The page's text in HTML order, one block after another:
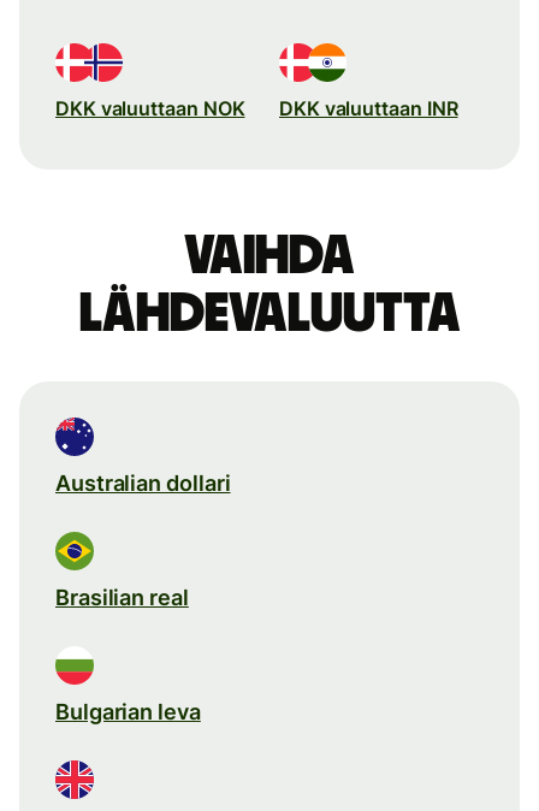
DKK valuuttaan NOK DKK valuuttaan INR
Vaihda
lähdevaluutta
Australian dollari
Brasilian real
Bulgarian leva